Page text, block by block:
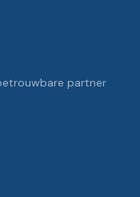
partner